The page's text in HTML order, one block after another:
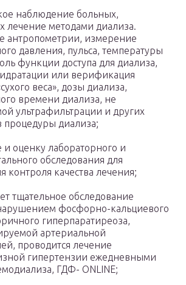
наблюдение больных,
лечение методами диализа.
антропометрии, измерение
давления, пульса, температуры
функции доступа для диализа,
или верификация
веса», дозы диализа,
времени диализа, не
ультрафильтрации и других
процедуры диализа;
и оценку лабораторного и
обследования для
контроля качества лечения;
тщательное обследование
фосфорно-кальциевого
гиперпаратиреоза,
артериальной
проводится лечение
гипертензии ежедневными
ГДФ- ONLINE;